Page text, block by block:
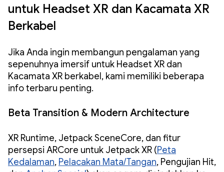
untuk Headset XR dan Kacamata XR
Berkabel
Jika Anda ingin membangun pengalaman yang
sepenuhnya imersif untuk Headset XR dan
Kacamata XR berkabel, kami memiliki beberapa
info terbaru penting.
Beta Transition & Modern Architecture
XR Runtime, Jetpack SceneCore, dan fitur
persepsi ARCore untuk Jetpack XR (Peta
Kedalaman, Pelacakan Mata/Tangan, Pengujian Hit,